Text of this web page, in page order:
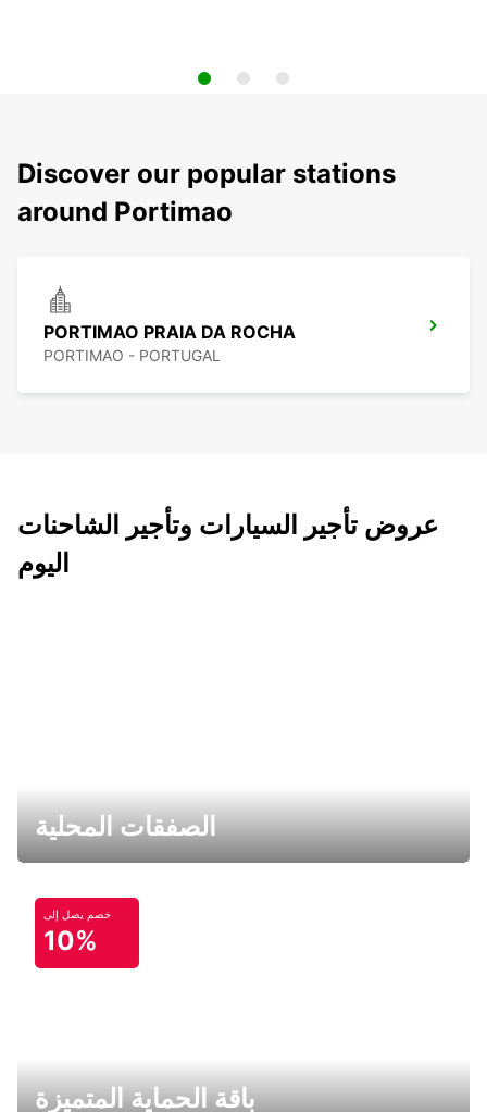
Discover our popular stations
around Portimao
PORTIMAO PRAIA DA ROCHA
PORTIMAO - PORTUGAL
عروض تأجير السيارات وتأجير الشاحنات
اليوم
الصفقات المحلية
خصم يصل إلى
10%
باقة الحماية المتميزة